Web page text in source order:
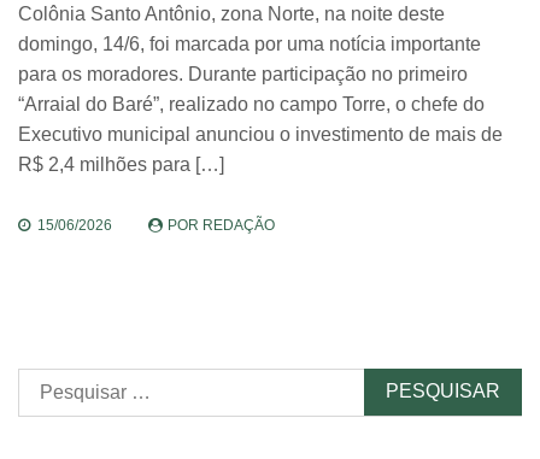
Colônia Santo Antônio, zona Norte, na noite deste
domingo, 14/6, foi marcada por uma notícia importante
para os moradores. Durante participação no primeiro
“Arraial do Baré”, realizado no campo Torre, o chefe do
Executivo municipal anunciou o investimento de mais de
R$ 2,4 milhões para […]
15/06/2026 POR REDAÇÃO
Pesquisar
por: